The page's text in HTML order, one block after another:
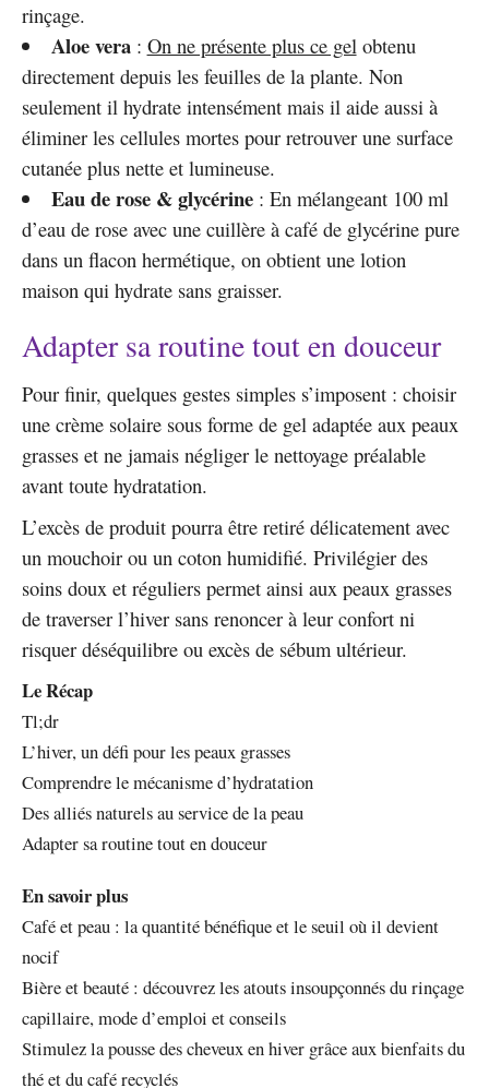
rinçage.
Aloe vera: On ne présente plus ce gelobtenu
directement depuis les feuilles de la plante. Non
seulement il hydrate intensément mais il aide aussi à
éliminer les cellules mortes pour retrouver une surface
cutanée plus nette et lumineuse.
Eau de rose & glycérine: En mélangeant 100 ml
d’eau de rose avec une cuillère à café de glycérine pure
dans un flacon hermétique, on obtient une lotion
maison qui hydrate sans graisser.
Adapter sa routine tout en douceur
Pour finir, quelques gestes simples s’imposent : choisir
une crème solaire sous forme de gel adaptée aux peaux
grasses et ne jamais négliger le nettoyage préalable
avant toute hydratation.
L’excès de produit pourra être retiré délicatement avec
un mouchoir ou un coton humidifié. Privilégier des
soins doux et réguliers permet ainsi aux peaux grasses
de traverser l’hiver sans renoncer à leur confort ni
risquer déséquilibre ou excès de sébum ultérieur.
Le Récap
Tl;dr
L’hiver, un défi pour les peaux grasses
Comprendre le mécanisme d’hydratation
Des alliés naturels au service de la peau
Adapter sa routine tout en douceur
En savoir plus
Café et peau : la quantité bénéfique et le seuil où il devient
nocif
Bière et beauté : découvrez les atouts insoupçonnés du rinçage
capillaire, mode d’emploi et conseils
Stimulez la pousse des cheveux en hiver grâce aux bienfaits du
thé et du café recyclés